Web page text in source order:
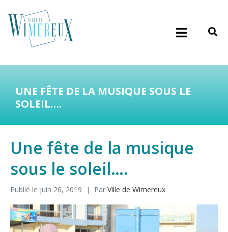
UNE FÊTE DE LA MUSIQUE SOUS LE
SOLEIL….
Une fête de la musique
sous le soleil….
Publié le juin 26, 2019 Par Ville de Wimereux